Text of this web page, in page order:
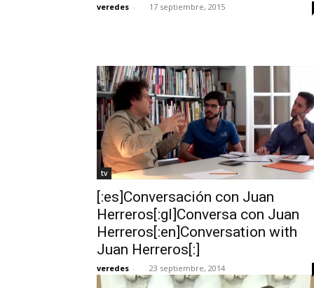
veredes - 17 septiembre, 2015
tv
[:es]Conversación con Juan
Herreros[:gl]Conversa con Juan
Herreros[:en]Conversation with
Juan Herreros[:]
veredes - 23 septiembre, 2014